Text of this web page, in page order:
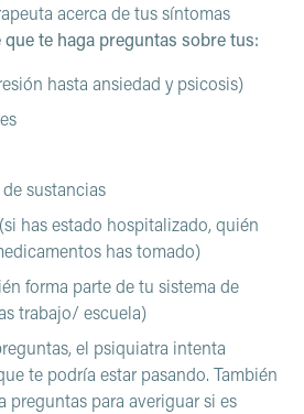
acerca de tus síntomas
que te haga preguntas sobre tus:
hasta ansiedad y psicosis)
sustancias
has estado hospitalizado, quién
has tomado)
forma parte de tu sistema de
trabajo/ escuela)
el psiquiatra intenta
te podría estar pasando. También
preguntas para averiguar si es